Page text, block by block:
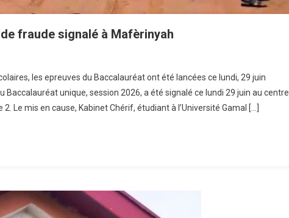
fraude signalé à Mafèrinyah
les epreuves du Baccalauréat ont été lancées ce lundi, 29 juin
unique, session 2026, a été signalé ce lundi 29 juin au centre
Le mis en cause, Kabinet Chérif, étudiant à l’Université Gamal […]